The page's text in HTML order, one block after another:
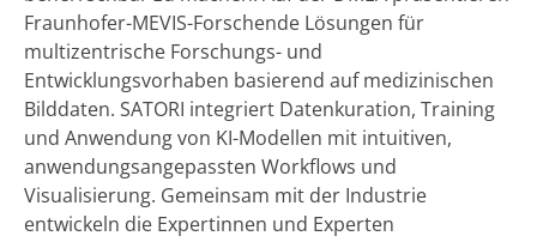
Fraunhofer-MEVIS-Forschende Lösungen für
multizentrische Forschungs- und
Entwicklungsvorhaben basierend auf medizinischen
Bilddaten. SATORI integriert Datenkuration, Training
und Anwendung von KI-Modellen mit intuitiven,
anwendungsangepassten Workflows und
Visualisierung. Gemeinsam mit der Industrie
entwickeln die Expertinnen und Experten